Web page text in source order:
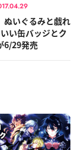
ぬいぐるみと戯れ
い缶バッジとク
6/29発売